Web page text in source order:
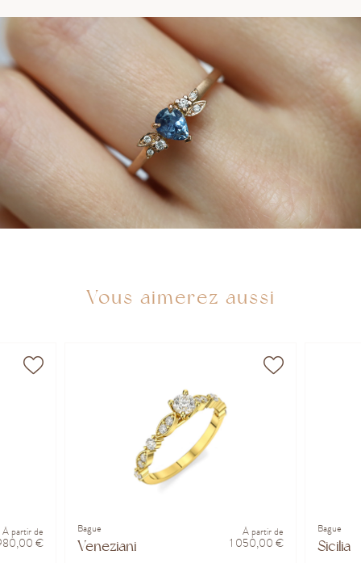
Vous aimerez aussi
À partir de
€
Bague
Veneziani
À partir de
1 050,00 €
Bague
Sicilia